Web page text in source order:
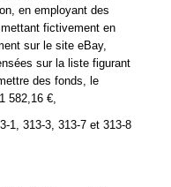
en employant des
fictivement en
sur le site eBay,
sur la liste figurant
des fonds, le
582,16 €,
1, 313-3, 313-7 et 313-8